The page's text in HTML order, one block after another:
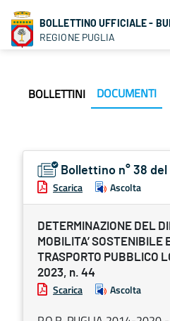
BOLLETTINO UFFICIALE -
REGIONE PUGLIA
BOLLETTINI DOCUMENTI
Bollettino n° 38
Scarica Ascolta
DETERMINAZIONE DEL
MOBILITA’ SOSTENIBILE
TRASPORTO PUBBLICO
2023, n. 44
Scarica Ascolta